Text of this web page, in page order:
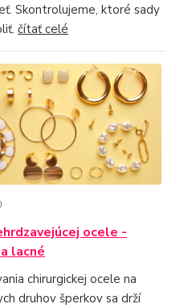
Skontrolujeme, ktoré sady
čítať celé
ocele -
lacné
chirurgickej ocele na
druhov šperkov sa drží